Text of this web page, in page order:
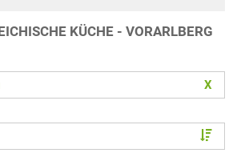
KÜCHE - VORARLBERG
X